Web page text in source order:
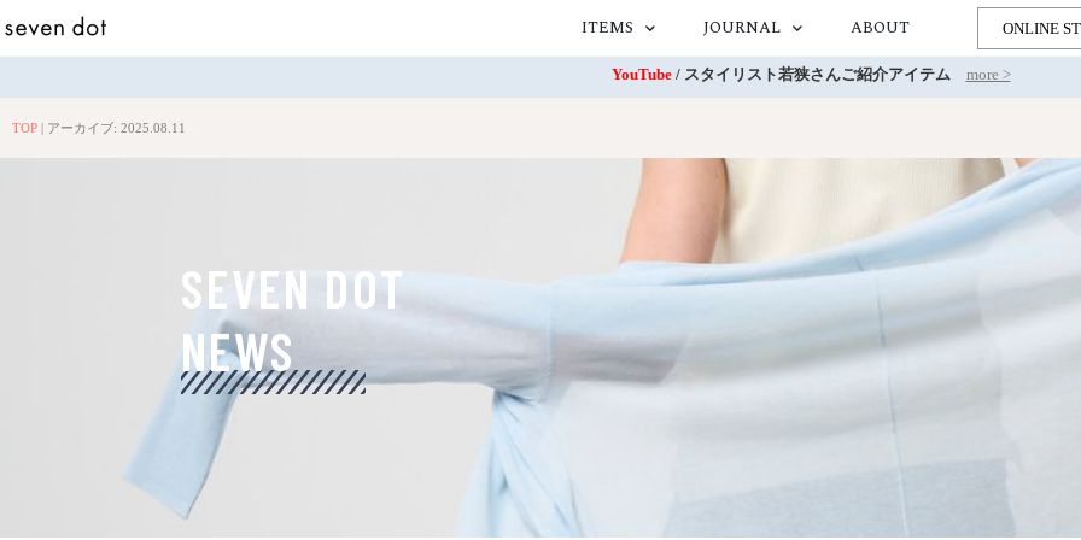
ITEMS JOURNAL ABOUT ONLINE
YouTube/ スタイリスト若狭さんご紹介アイテム more >
TOP アーカイブ: 2025.08.11
SEVEN DOT
NEWS